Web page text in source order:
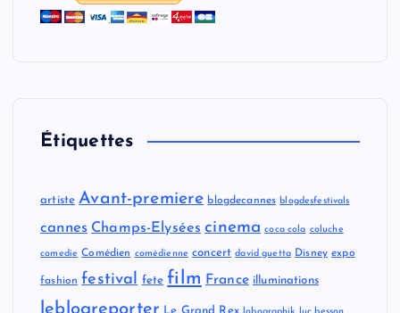
Étiquettes
artiste Avant-premiere blogdecannes blogdesfestivals
cannes Champs-Elysées cinema coca cola coluche
comedie Comédien comédienne concert david guetta Disney expo
fashion festival fete film France illuminations
leblogreporter Le Grand Rex